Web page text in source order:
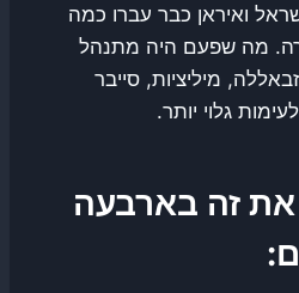
ואיראן כבר עברו כמה
מה שפעם היה מתנהל
מיליציות, סייבר
גלוי יותר.
זה בארבעה